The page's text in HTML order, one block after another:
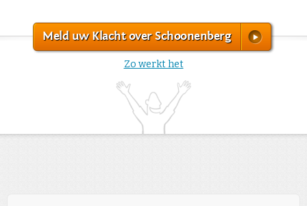
Meld uw Klacht over Schoonenberg
Zo werkt het